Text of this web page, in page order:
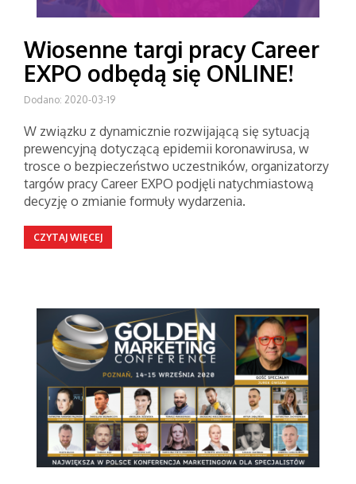
Wiosenne targi pracy Career
EXPO odbędą się ONLINE!
Dodano: 2020-03-19
W związku z dynamicznie rozwijającą się sytuacją
prewencyjną dotyczącą epidemii koronawirusa, w
trosce o bezpieczeństwo uczestników, organizatorzy
targów pracy Career EXPO podjęli natychmiastową
decyzję o zmianie formuły wydarzenia.
CZYTAJ WIĘCEJ